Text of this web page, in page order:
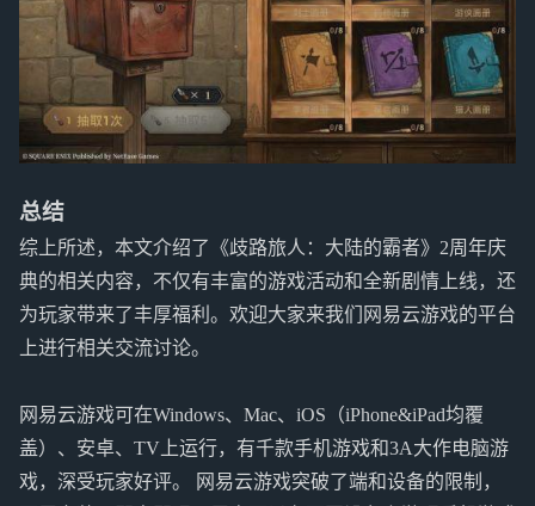
总结
综上所述，本文介绍了《歧路旅人：大陆的霸者》2周年庆
典的相关内容，不仅有丰富的游戏活动和全新剧情上线，还
为玩家带来了丰厚福利。欢迎大家来我们网易云游戏的平台
上进行相关交流讨论。
网易云游戏可在Windows、Mac、iOS（iPhone&iPad均覆
盖）、安卓、TV上运行，有千款手机游戏和3A大作电脑游
戏，深受玩家好评。 网易云游戏突破了端和设备的限制，